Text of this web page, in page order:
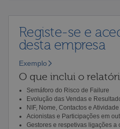
Registe-se e
desta empresa
Exemplo
O que inclui o
Semáforo do Risco de Failure
Evolução das Vendas e
NIF, Nome, Contactos e
Acionistas e Participações em
Gestores e respetivas ligações a